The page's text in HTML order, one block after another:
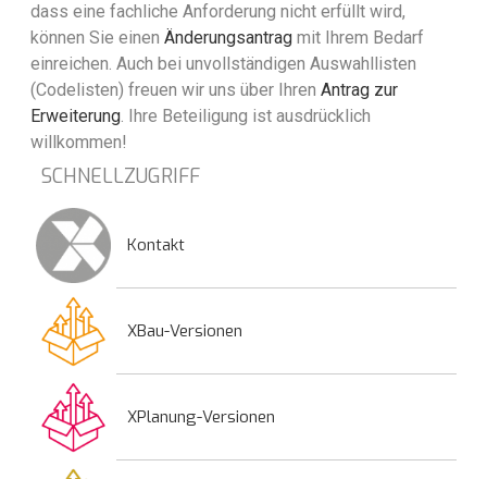
dass eine fachliche Anforderung nicht erfüllt wird,
können Sie einen Änderungsantrag mit Ihrem Bedarf
einreichen. Auch bei unvollständigen Auswahllisten
(Codelisten) freuen wir uns über Ihren Antrag zur
Erweiterung. Ihre Beteiligung ist ausdrücklich
willkommen!
SCHNELLZUGRIFF
Kontakt
XBau-Versionen
XPlanung-Versionen